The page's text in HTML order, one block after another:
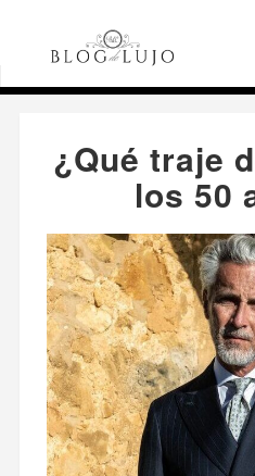
Página principal
¿Qué traje
los 50